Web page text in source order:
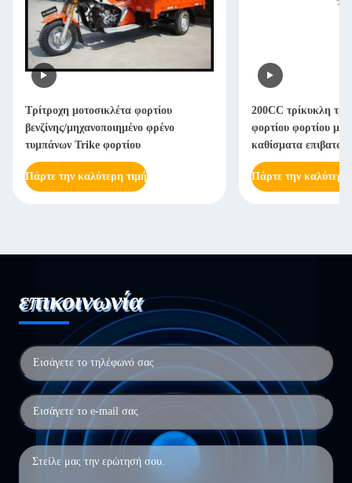
Τρίτροχη μοτοσικλέτα φορτίου
βενζίνης/μηχανοποιημένο φρένο
τυμπάνων Trike φορτίου
Πάρτε την καλύτερη τιμή
200CC τρίκυκλη
φορτίου φορτίου με
καθίσματα επιβατών
Πάρτε την καλύτερη
επικοινωνία